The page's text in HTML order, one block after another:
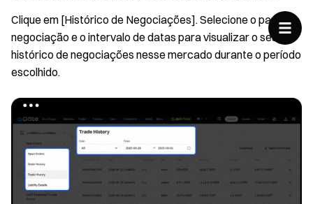
Clique em [Histórico de Negociações]. Selecione o par de
negociação e o intervalo de datas para visualizar o seu
histórico de negociações nesse mercado durante o período
escolhido.